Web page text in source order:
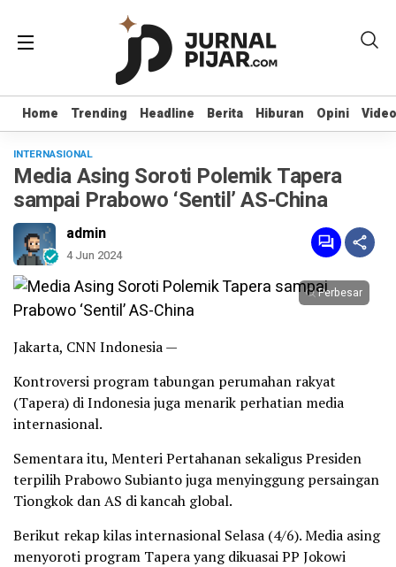
Home Trending Headline Berita Hiburan Opini Video
Home Trending Headline Berita Hiburan Opini Video
INTERNASIONAL
Media Asing Soroti Polemik Tapera
sampai Prabowo ‘Sentil’ AS-China
admin
4 Jun 2024
Perbesar
Jakarta, CNN Indonesia —
Kontroversi program tabungan perumahan rakyat
(Tapera) di Indonesia juga menarik perhatian media
internasional.
Sementara itu, Menteri Pertahanan sekaligus Presiden
terpilih Prabowo Subianto juga menyinggung persaingan
Tiongkok dan AS di kancah global.
Berikut rekap kilas internasional Selasa (4/6). Media asing
menyoroti program Tapera yang dikuasai PP Jokowi